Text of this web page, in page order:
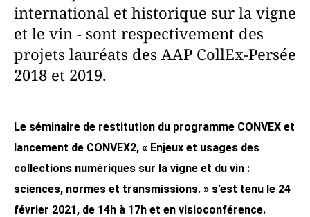
international et historique sur la vigne
et le vin - sont respectivement des
projets lauréats des AAP CollEx-Persée
2018 et 2019.
Le séminaire de restitution du programme CONVEX et
lancement de CONVEX2, « Enjeux et usages des
collections numériques sur la vigne et du vin :
sciences, normes et transmissions. » s’est tenu le 24
février 2021, de 14h à 17h et en visioconférence.